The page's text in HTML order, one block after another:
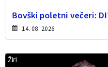
Bovški poletni večeri:
14. 08. 2026
Žiri